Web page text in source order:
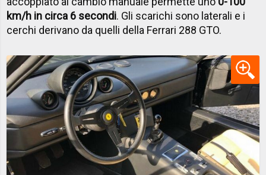
km/h in circa 6 secondi. Gli scarichi sono laterali e i
cerchi derivano da quelli della Ferrari 288 GTO.